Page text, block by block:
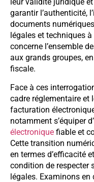
leur validité juridique
garantir l’authenticité,
documents
légales et techniques
concerne l’ensemble
aux grands groupes,
fiscale.
Face à ces
cadre réglementaire et
facturation
notamment s’équiper
électronique fiable et
Cette transition
en termes d’efficacité
condition de respecter
légales. Examinons